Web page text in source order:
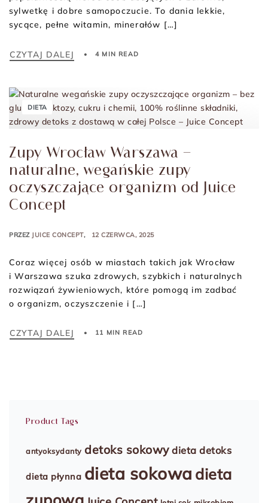
sylwetkę i dobre samopoczucie. To dania lekkie,
sycące, pełne witamin, minerałów […]
CZYTAJ DALEJ 4 MIN READ
DIETA
Zupy Wrocław Warszawa –
naturalne, wegańskie zupy
oczyszczające organizm od Juice
Concept
PRZEZ JUICE CONCEPT 12 CZERWCA, 2025
Coraz więcej osób w miastach takich jak Wrocław
i Warszawa szuka zdrowych, szybkich i naturalnych
rozwiązań żywieniowych, które pomogą im zadbać
o organizm, oczyszczenie i […]
CZYTAJ DALEJ 11 MIN READ
Product Tags
antyoksydanty detoks sokowy dieta detoks
dieta płynna dieta sokowa dieta